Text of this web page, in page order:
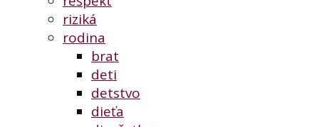
riziká
rodina
brat
deti
detstvo
dieťa